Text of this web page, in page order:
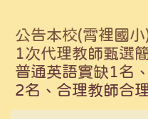
公告本校(霄裡國
1次代理教師甄選
普通英語實缺1名
2名、合理教師合